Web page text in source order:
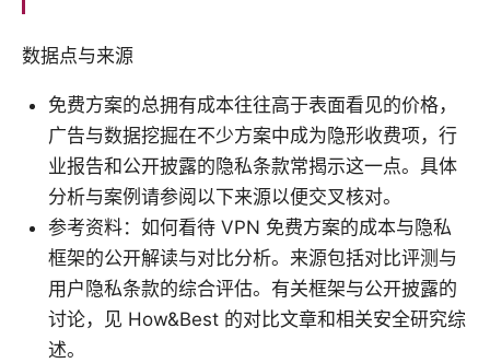
数据点与来源
免费方案的总拥有成本往往高于表面看见的价格，
广告与数据挖掘在不少方案中成为隐形收费项，行
业报告和公开披露的隐私条款常揭示这一点。具体
分析与案例请参阅以下来源以便交叉核对。
参考资料：如何看待 VPN 免费方案的成本与隐私
框架的公开解读与对比分析。来源包括对比评测与
用户隐私条款的综合评估。有关框架与公开披露的
讨论，见 How&Best 的对比文章和相关安全研究综
述。